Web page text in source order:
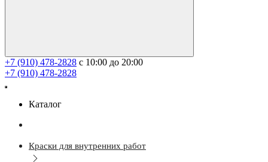
+7 (910) 478-2828 с 10:00 до 20:00
+7 (910) 478-2828
Каталог
Краски для внутренних работ